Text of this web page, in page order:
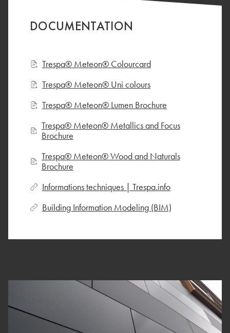
DOCUMENTATION
Trespa® Meteon® Colourcard
Trespa® Meteon® Uni colours
Trespa® Meteon® Lumen Brochure
Trespa® Meteon® Metallics and Focus
Brochure
Trespa® Meteon® Wood and Naturals
Brochure
Informations techniques | Trespa.info
Building Information Modeling (BIM)